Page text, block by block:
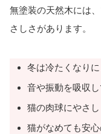
無塗装の天然木には
さしさがあります。
冬は冷たくなり
音や振動を吸収
猫の肉球にやさ
猫がなめても安